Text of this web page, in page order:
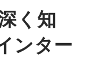
く知
ンター